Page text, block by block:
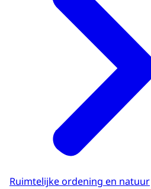
Ruimtelijke ordening en natuur